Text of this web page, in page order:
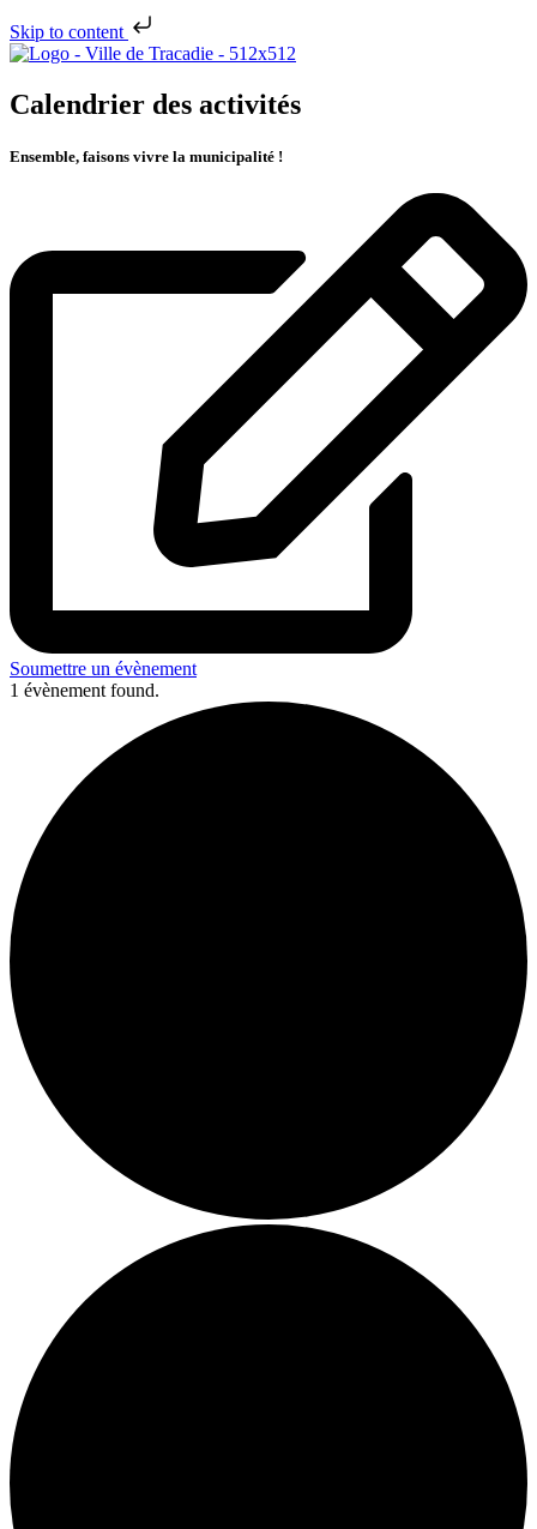
Skip to content
Calendrier des activités
Ensemble, faisons vivre la municipalité !
Soumettre un évènement
1 évènement found.